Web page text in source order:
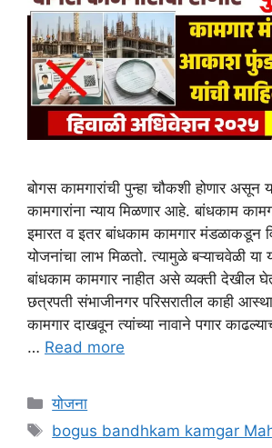
बोगस कामगारांची पुन्हा चौकशी होणार असून
कामगारांना न्याय मिळणार आहे. बांधकाम
इमारत व इतर बांधकाम कामगार मंडळाकडून
योजनांचा लाभ मिळतो. त्यामुळे बऱ्याचवेळी
बांधकाम कामगार नाहीत असे व्यक्ती देखील
छत्रपती संभाजीनगर परिसरातील काही
कामगार दाखवून त्यांच्या नावाने पगार
… Read more
Categories
योजना
Tags
bogus bandhkam kamgar